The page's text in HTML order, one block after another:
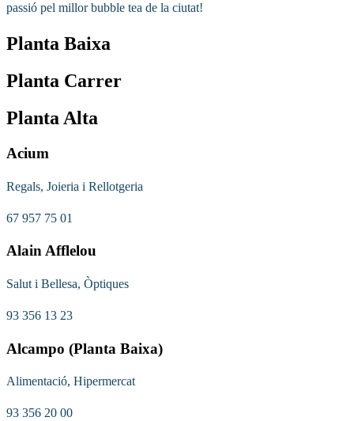
passió pel millor bubble tea de la ciutat!
Planta Baixa
Planta Carrer
Planta Alta
Acium
Regals, Joieria i Rellotgeria
67 957 75 01
Alain Afflelou
Salut i Bellesa, Òptiques
93 356 13 23
Alcampo (Planta Baixa)
Alimentació, Hipermercat
93 356 20 00